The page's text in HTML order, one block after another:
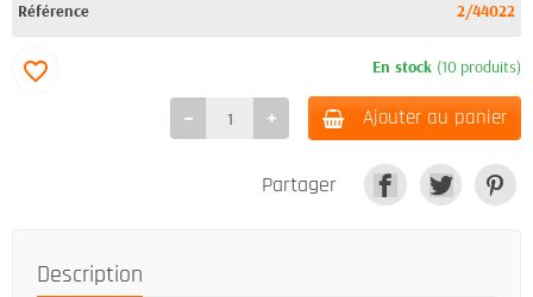
Référence 2/44022
En stock (10 produits)
Ajouter au panier
favorite_border
Partager
Description